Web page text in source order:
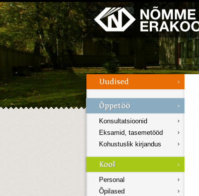
Menüü
Galerii
Konsultatsioonid
Eksamid, tasemetööd
Kohustuslik kirjandus
Personal
Õpilased